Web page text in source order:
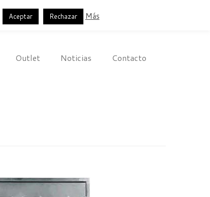
Outlet Noticias Contacto
Aceptar Rechazar Más